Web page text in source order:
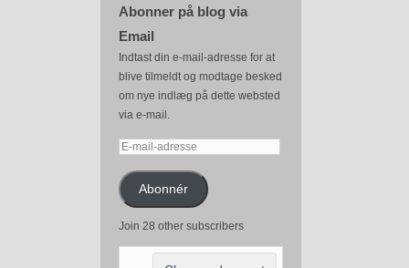
Abonner på blog via
Email
Indtast din e-mail-adresse for at
blive tilmeldt og modtage besked
om nye indlæg på dette websted
via e-mail.
E-
adresseAbonnér
Join 28 other subscribers